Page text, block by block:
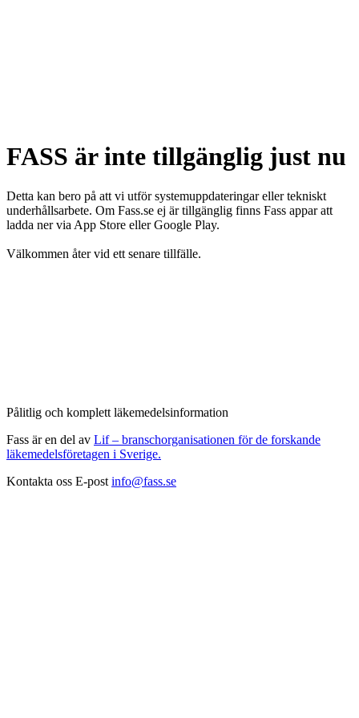
FASS är inte tillgänglig just nu
Detta kan bero på att vi utför systemuppdateringar eller tekniskt
underhållsarbete. Om Fass.se ej är tillgänglig finns Fass appar att
ladda ner via App Store eller Google Play.
Välkommen åter vid ett senare tillfälle.
Pålitlig och komplett läkemedelsinformation
Fass är en del av Lif – branschorganisationen för de forskande
läkemedelsföretagen i Sverige.
Kontakta oss E-post info@fass.se